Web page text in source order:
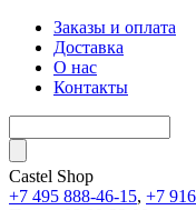
Заказы и оплата
Доставка
О нас
Контакты
Castel Shop
+7 495 888-46-15, +7